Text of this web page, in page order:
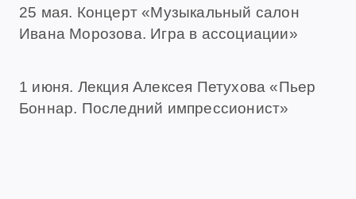
25 мая. Концерт «Музыкальный салон
Ивана Морозова. Игра в ассоциации»
1 июня. Лекция Алексея Петухова «Пьер
Боннар. Последний импрессионист»